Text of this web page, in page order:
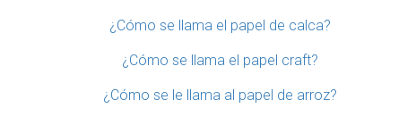
¿Cómo se llama el papel de calca?
¿Cómo se llama el papel craft?
¿Cómo se le llama al papel de arroz?